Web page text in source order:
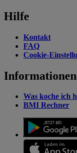
Hilfe
Kontakt
FAQ
Cookie-
Informationen
Was koche ich
BMI Rechner